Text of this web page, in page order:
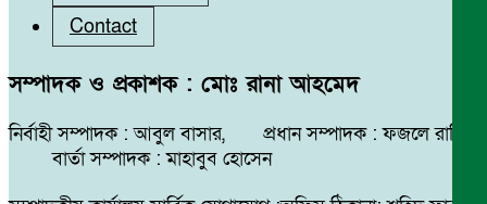
Contact
সম্পাদক ও প্রকাশক : মোঃ রানা আহমেদ
নির্বাহী সম্পাদক : আবুল বাসার, প্রধান সম্পাদক : ফজলে রাব্বি
বার্তা সম্পাদক : মাহাবুব হোসেন